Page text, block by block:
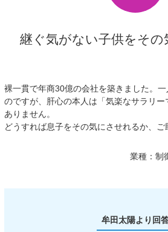
継ぐ気がない子供をその
裸一貫で年商30億の会社を築きました。
のですが、肝心の本人は「気楽なサラリ
ありません。
どうすれば息子をその気にさせれるか、ご
業種： 制
牟田太陽より回